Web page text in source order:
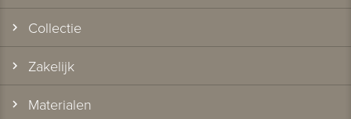
Collectie
Zakelijk
Materialen